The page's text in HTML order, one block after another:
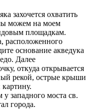
захочется охватить
можем на моем
площадкам.
расположенного
основание акведука
Далее
откуда открывается
рекой, острые крыши
западного моста св.
города.